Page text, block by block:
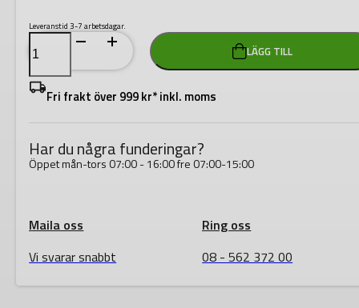
Leveranstid 3-7 arbetsdagar.
Milwaukee
Pressback
HVAC
J12-
BMP
1"
LÄGG TILL
Fri frakt över 999 kr* inkl. moms
Har du några funderingar?
Öppet mån-tors 07:00 - 16:00 fre 07:00-15:00
Maila oss
Vi svarar snabbt
Ring oss
08 - 562 372 00